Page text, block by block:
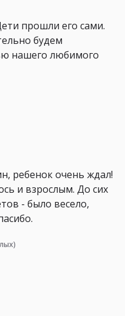
прошли его сами.
будем
нашего любимого
ребенок очень ждал!
и взрослым. До сих
- было весело,